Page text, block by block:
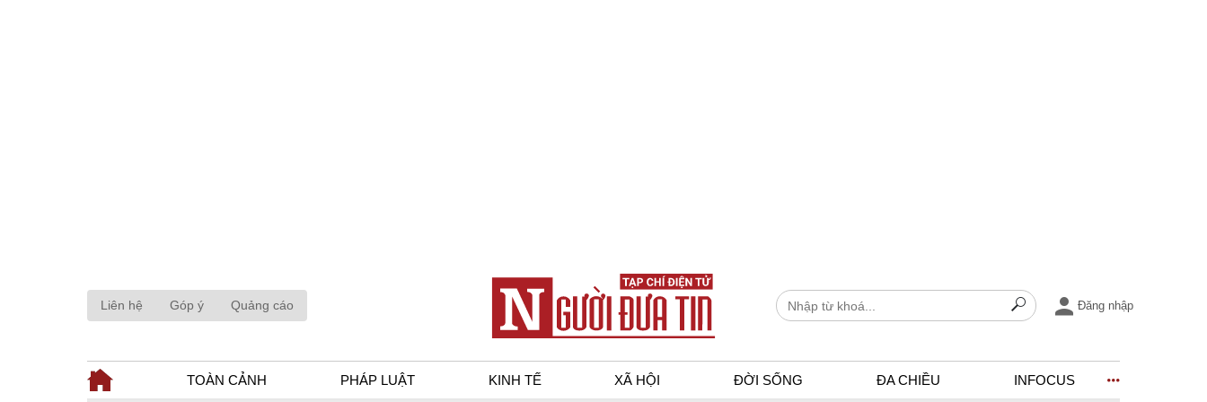
Liên hệ Góp ý Quảng cáo Đăng nhập
TOÀN CẢNH PHÁP LUẬT KINH TẾ XÃ HỘI ĐỜI SỐNG ĐA CHIỀU INFOCUS